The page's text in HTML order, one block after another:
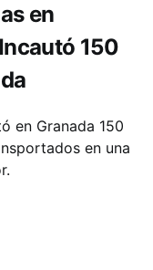
en
150
en Granada 150
en una